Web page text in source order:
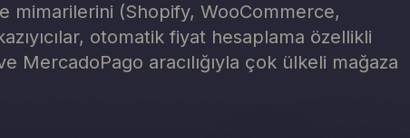
mimarilerini (Shopify, WooCommerce,
otomatik fiyat hesaplama özellikli
MercadoPago aracılığıyla çok ülkeli mağaza